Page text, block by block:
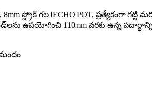
స్ట్రోక్ గల IECHO POT, ప్రత్యేకంగా
ఉపయోగించి 110mm వరకు ఉన్న పదార్థాన్ని